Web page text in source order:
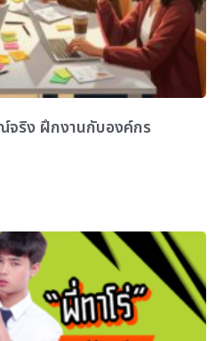
จริง ฝึกงานกับองค์กร